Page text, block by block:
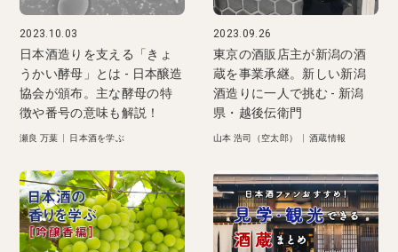
2023.10.03
日本酒造りを支える「きょ
うかい酵母」とは - 日本醸造
協会が頒布。主な酵母の特
徴や番号の意味も解説！
瀬良 万葉 日本酒を学ぶ
2023.09.26
東京の酒販店主が新潟の酒
蔵を事業承継。新しい新潟
酒造りに一人で挑む - 新潟
県・越後伝衛門
山本 浩司（空太郎） 酒蔵情報